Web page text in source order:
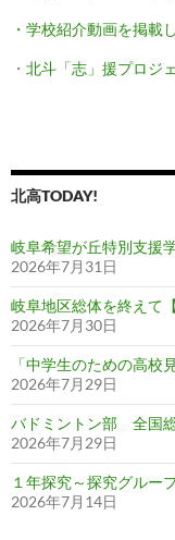
・学校紹介動画を掲載
・ 北斗「志」援プロジ
北高TODAY!
岐阜希望が丘特別支援
2026年7月31日
岐阜地区総体を終えて
2026年7月30日
「中学生のための高校
2026年7月29日
バドミントン部 全
2026年7月29日
１年探究～探究グルー
2026年7月14日